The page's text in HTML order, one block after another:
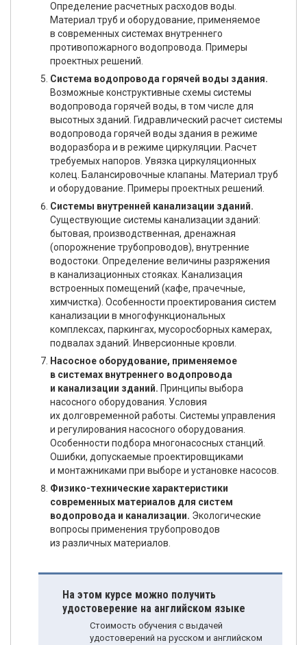
Определение расчетных расходов воды.
Материал труб и оборудование, применяемое
в современных системах внутреннего
противопожарного водопровода. Примеры
проектных решений.
Система водопровода горячей воды здания.
Возможные конструктивные схемы системы
водопровода горячей воды, в том числе для
высотных зданий. Гидравлический расчет системы
водопровода горячей воды здания в режиме
водоразбора и в режиме циркуляции. Расчет
требуемых напоров. Увязка циркуляционных
колец. Балансировочные клапаны. Материал труб
и оборудование. Примеры проектных решений.
Системы внутренней канализации зданий.
Существующие системы канализации зданий:
бытовая, производственная, дренажная
(опорожнение трубопроводов), внутренние
водостоки. Определение величины разряжения
в канализационных стояках. Канализация
встроенных помещений (кафе, прачечные,
химчистка). Особенности проектирования систем
канализации в многофункциональных
комплексах, паркингах, мусоросборных камерах,
подвалах зданий. Инверсионные кровли.
Насосное оборудование, применяемое
в системах внутреннего водопровода
и канализации зданий. Принципы выбора
насосного оборудования. Условия
их долговременной работы. Системы управления
и регулирования насосного оборудования.
Особенности подбора многонасосных станций.
Ошибки, допускаемые проектировщиками
и монтажниками при выборе и установке насосов.
Физико-технические характеристики
современных материалов для систем
водопровода и канализации. Экологические
вопросы применения трубопроводов
из различных материалов.
На этом курсе можно получить
удостоверение на английском языке
Стоимость обучения с выдачей
удостоверений на русском и английском